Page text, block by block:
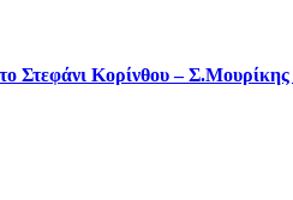
Στεφάνι Κορίνθου –